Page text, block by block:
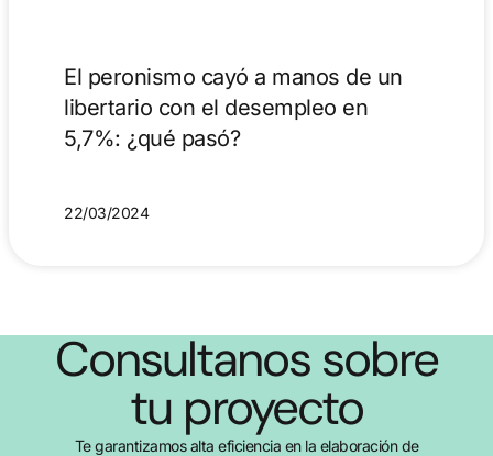
El peronismo cayó a manos de un
libertario con el desempleo en
5,7%: ¿qué pasó?
22/03/2024
Consultanos sobre
tu proyecto
Te garantizamos alta eficiencia en la elaboración de